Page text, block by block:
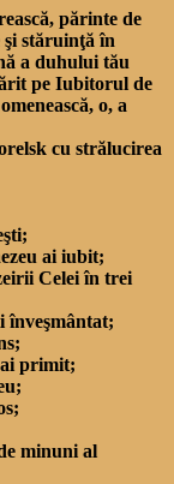
părinte de
şi stăruinţă în
a duhului tău
pe Iubitorul de
o, a
cu strălucirea
ai iubit;
Celei în trei
înveşmântat;
primit;
minuni al